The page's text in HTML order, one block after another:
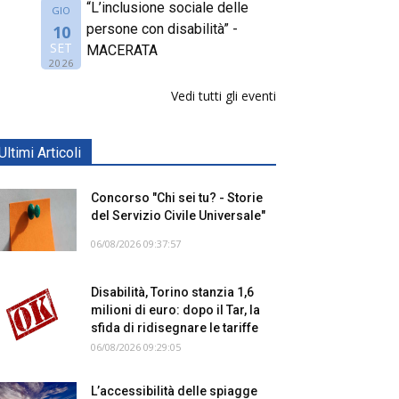
GIO
10
SET
2026
“L’inclusione sociale delle
persone con disabilità” -
MACERATA
Vedi tutti gli eventi
Articoli
Concorso "Chi sei tu? - Storie
del Servizio Civile Universale"
06/08/2026 09:37:57
Disabilità, Torino stanzia 1,6
milioni di euro: dopo il Tar, la
sfida di ridisegnare le tariffe
06/08/2026 09:29:05
L’accessibilità delle spiagge